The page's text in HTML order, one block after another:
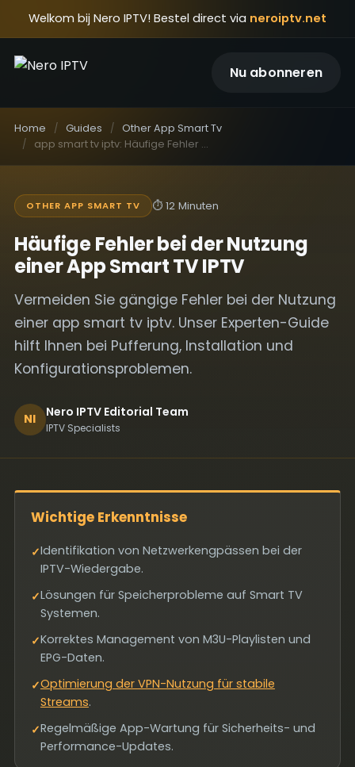
Welkom bij Nero IPTV! Bestel direct via neroiptv.net
Nu abonneren
Home Guides
Other App Smart Tv
app smart tv iptv: Häufige Fehler (und wie Sie sie beheben)
OTHER APP SMART TV ⏱ 12 Minuten
Häufige Fehler bei der Nutzung
einer App Smart TV IPTV
Vermeiden Sie gängige Fehler bei der Nutzung
einer app smart tv iptv. Unser Experten-Guide
hilft Ihnen bei Pufferung, Installation und
Konfigurationsproblemen.
NI Nero IPTV Editorial Team
IPTV Specialists
Wichtige Erkenntnisse
✓Identifikation von Netzwerkengpässen bei der
IPTV-Wiedergabe.
✓Lösungen für Speicherprobleme auf Smart TV
Systemen.
✓Korrektes Management von M3U-Playlisten und
EPG-Daten.
✓Optimierung der VPN-Nutzung für stabile
Streams.
✓Regelmäßige App-Wartung für Sicherheits- und
Performance-Updates.